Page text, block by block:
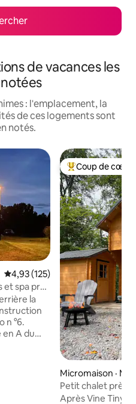
de vacances les
: l'emplacement, la
de ces logements sont
notés.
Note moyenne de 4,93 sur 5,
4,93 (125)
spa près
la
en A du
Coup de cœur
Coup de cœur
Micromaison ·
Petit chalet près
Shawnee,
Après Vine Tiny